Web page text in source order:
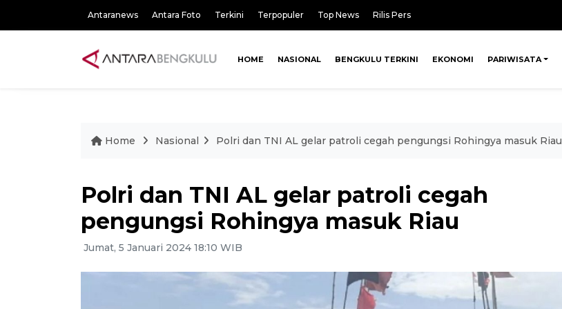
Antaranews Antara Foto Terkini Terpopuler Top News Rilis Pers
HOME NASIONAL BENGKULU TERKINI EKONOMI PARIWISATA
Home Nasional Polri dan TNI AL gelar patroli cegah pengungsi Rohingya masuk Riau
Polri dan TNI AL gelar patroli cegah
pengungsi Rohingya masuk Riau
Jumat, 5 Januari 2024 18:10 WIB